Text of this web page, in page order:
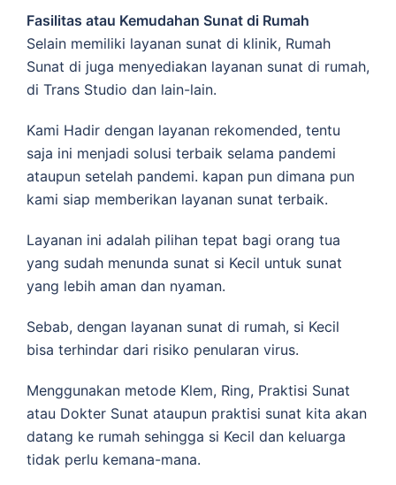
Fasilitas atau Kemudahan Sunat di Rumah
Selain memiliki layanan sunat di klinik, Rumah
Sunat di juga menyediakan layanan sunat di rumah,
di Trans Studio dan lain-lain.
Kami Hadir dengan layanan rekomended, tentu
saja ini menjadi solusi terbaik selama pandemi
ataupun setelah pandemi. kapan pun dimana pun
kami siap memberikan layanan sunat terbaik.
Layanan ini adalah pilihan tepat bagi orang tua
yang sudah menunda sunat si Kecil untuk sunat
yang lebih aman dan nyaman.
Sebab, dengan layanan sunat di rumah, si Kecil
bisa terhindar dari risiko penularan virus.
Menggunakan metode Klem, Ring, Praktisi Sunat
atau Dokter Sunat ataupun praktisi sunat kita akan
datang ke rumah sehingga si Kecil dan keluarga
tidak perlu kemana-mana.